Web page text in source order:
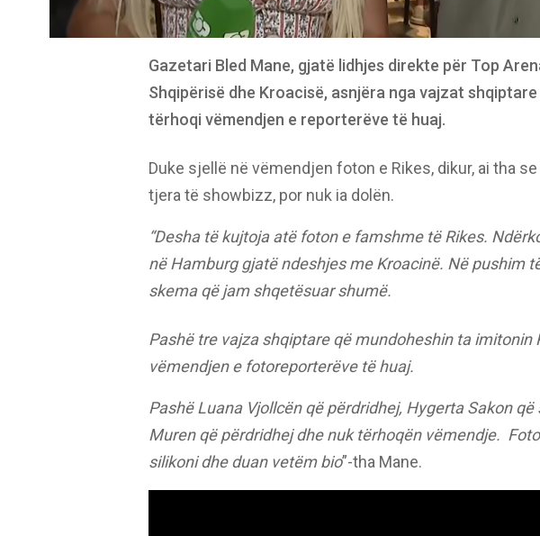
Gazetari Bled Mane, gjatë lidhjes direkte për Top
Shqipërisë dhe Kroacisë, asnjëra nga vajzat
tërhoqi vëmendjen e reporterëve të huaj.
Duke sjellë në vëmendjen foton e Rikes, dikur, ai tha
tjera të showbizz, por nuk ia dolën.
“Desha të kujtoja atë foton e famshme të Rikes.
në Hamburg gjatë ndeshjes me Kroacinë. Në pushim
skema që jam shqetësuar shumë.
Pashë tre vajza shqiptare që mundoheshin ta imitonin
vëmendjen e fotoreporterëve të huaj.
Pashë Luana Vjollcën që përdridhej, Hygerta Sakon që
Muren që përdridhej dhe nuk tërhoqën vëmendje.
silikoni dhe duan vetëm bio”-tha Mane.